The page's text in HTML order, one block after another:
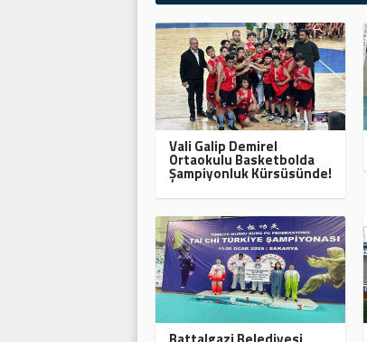
Vali Galip Demirel
Ortaokulu Basketbolda
Şampiyonluk Kürsüsünde!